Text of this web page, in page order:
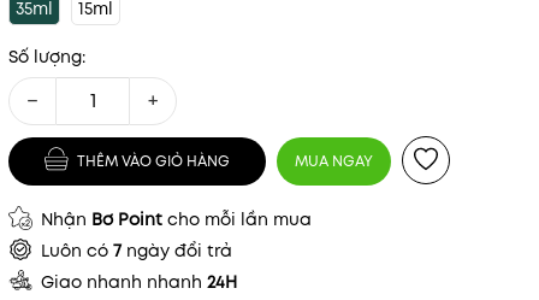
35ml
15ml
Số lượng:
− +
THÊM VÀO GIỎ HÀNG MUA NGAY
Nhận Bơ Point cho mỗi lần mua
Luôn có 7 ngày đổi trả
Giao nhanh nhanh 24H